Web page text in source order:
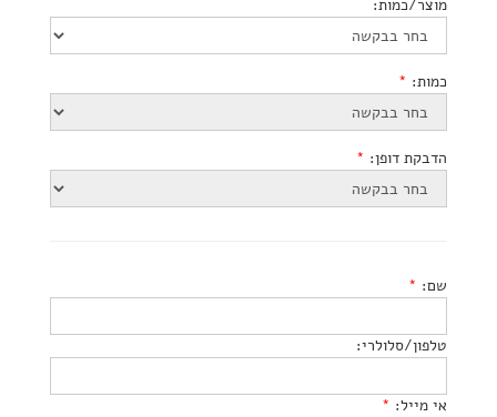
מוצר/כמות:
כמות: *
הדבקת דופן: *
שם: *
טלפון/סלולרי:
אי מייל: *